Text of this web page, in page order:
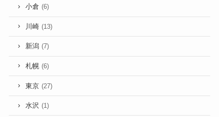
小倉 (6)
川崎 (13)
新潟 (7)
札幌 (6)
東京 (27)
水沢 (1)